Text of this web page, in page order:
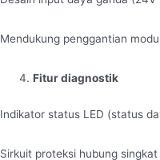
Mendukung penggantian
Fitur diagnostik
Indikator status LED (status
Sirkuit proteksi hubung